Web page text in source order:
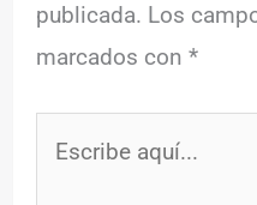
publicada. Los
marcados con*